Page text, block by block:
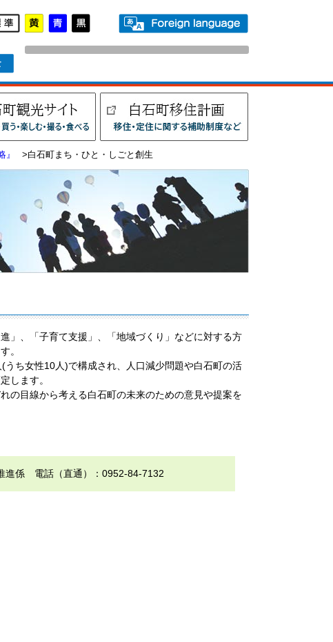
』 >白石町まち・ひと・しごと創生
」、「子育て支援」、「地域づくり」などに対する方
。
ち女性10人)で構成され、人口減少問題や白石町の活
します。
の目線から考える白石町の未来のための意見や提案を
進係 電話（直通）：0952-84-7132